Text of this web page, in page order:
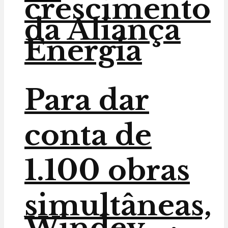
crescimento
da Aliança
Energia
Para dar
conta de
1.100 obras
simultâneas,